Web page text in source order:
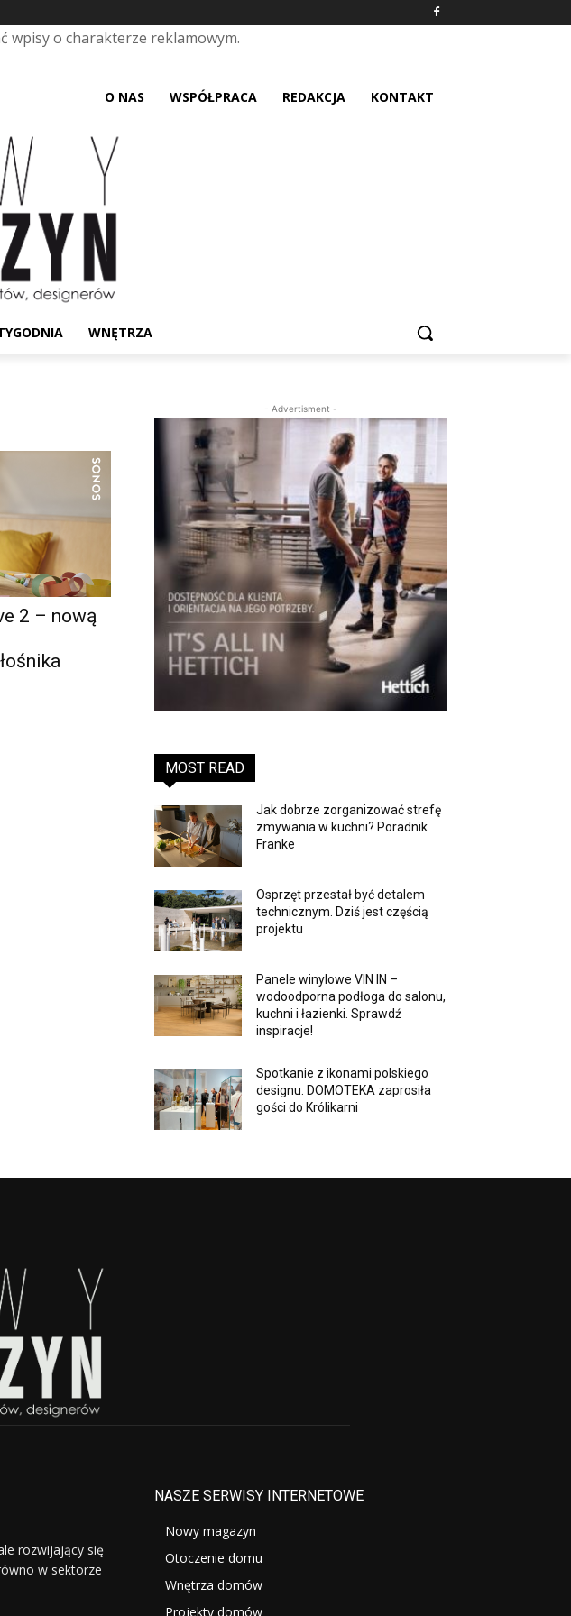
wpisy o charakterze reklamowym.
O NAS WSPÓŁPRACA REDAKCJA KONTAKT
WNĘTRZA
2 – nową
- Advertisment -
MOST READ
Jak dobrze zorganizować strefę
zmywania w kuchni? Poradnik
Franke
Osprzęt przestał być detalem
technicznym. Dziś jest częścią
projektu
Panele winylowe VIN IN –
wodoodporna podłoga do salonu,
kuchni i łazienki. Sprawdź
inspiracje!
Spotkanie z ikonami polskiego
designu. DOMOTEKA zaprosiła
gości do Królikarni
rozwijający się
w sektorze
NASZE SERWISY INTERNETOWE
Nowy magazyn
Otoczenie domu
Wnętrza domów
Projekty domów